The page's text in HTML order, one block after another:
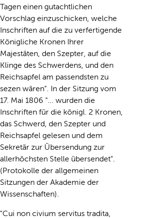
Tagen einen gutachtlichen
Vorschlag einzuschicken, welche
Inschriften auf die zu verfertigende
Königliche Kronen Ihrer
Majestäten, den Szepter, auf die
Klinge des Schwerdens, und den
Reichsapfel am passendsten zu
sezen wären". In der Sitzung vom
17. Mai 1806 "... wurden die
Inschriften für die königl. 2 Kronen,
das Schwerd, den Szepter und
Reichsapfel gelesen und dem
Sekretär zur Übersendung zur
allerhöchsten Stelle übersendet".
(Protokolle der allgemeinen
Sitzungen der Akademie der
Wissenschaften).
"Cui non civium servitus tradita,